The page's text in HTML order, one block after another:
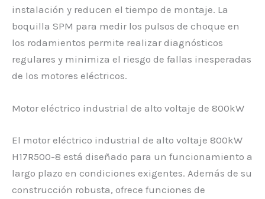
instalación y reducen el tiempo de montaje. La
boquilla SPM para medir los pulsos de choque en
los rodamientos permite realizar diagnósticos
regulares y minimiza el riesgo de fallas inesperadas
de los motores eléctricos.
Motor eléctrico industrial de alto voltaje de 800kW
El motor eléctrico industrial de alto voltaje 800kW
H17R500-8 está diseñado para un funcionamiento a
largo plazo en condiciones exigentes. Además de su
construcción robusta, ofrece funciones de